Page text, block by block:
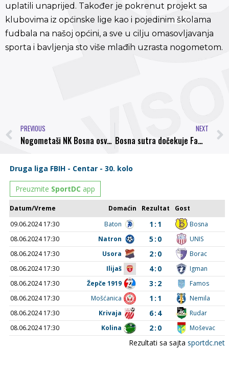
uplatili unaprijed. Također je pokrenut projekt sa
klubovima iz općinske lige kao i pojedinim školama
fudbala na našoj općini, a sve u cilju omasovljavanja
sporta i bavljenja sto više mlađih uzrasta nogometom.
PREVIOUS
Nogometaši NK Bosna osvojili vrijedan bod u Vitkovičima
NEXT
Bosna sutra dočekuje Famos